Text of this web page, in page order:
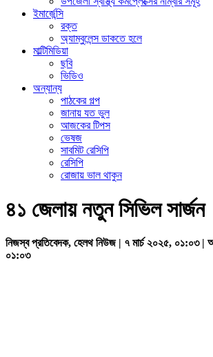
ইমার্জেন্সি
রক্ত
অ্যাম্বুলেন্স ডাকতে হলে
মাল্টিমিডিয়া
ছবি
ভিডিও
অন্যান্য
পাঠকের গল্প
জানায় যত ভুল
আজকের টিপস
ভেষজ
সাবমিট রেসিপি
রেসিপি
রোজায় ভাল থাকুন
৪১ জেলায় নতুন সিভিল সার্জন
নিজস্ব প্রতিবেদক, হেলথ নিউজ | ৭ মার্চ ২০২৫, ০১:০৩ |
০১:০৩